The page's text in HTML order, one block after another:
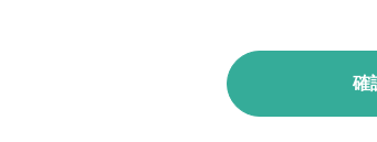
齢、ユーザーのIPアドレス、クッキー情報、位
（プライバシー情報の収集方法）